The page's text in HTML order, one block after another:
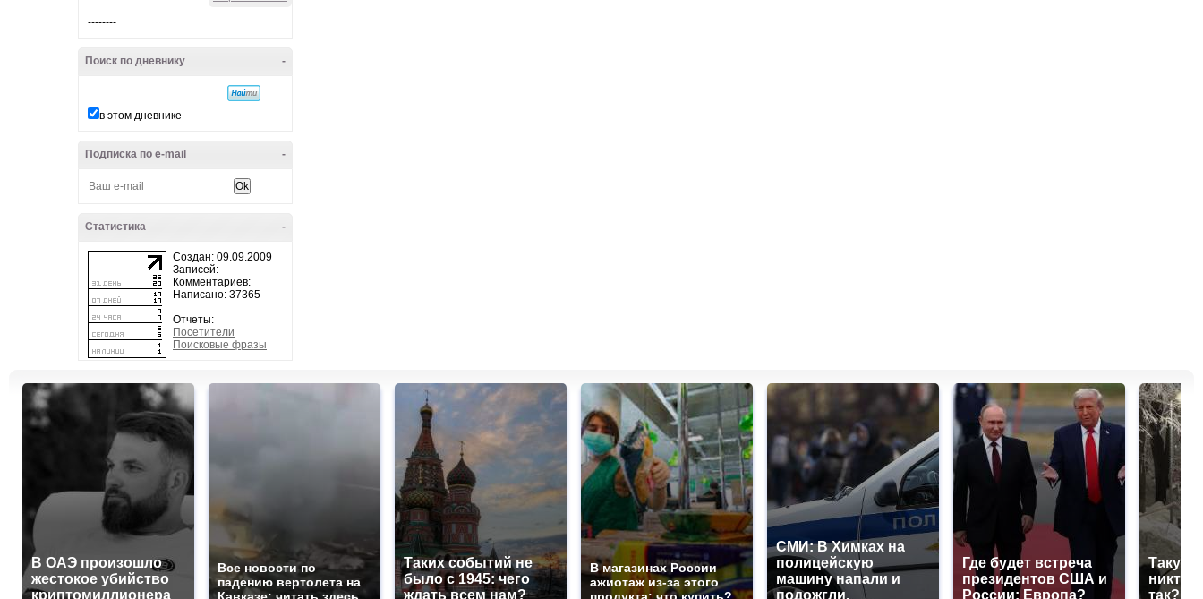
--------
-
Поиск по дневнику
в этом дневнике
-
Подписка по e-mail
-
Статистика
Создан: 09.09.2009
Записей:
Комментариев:
Написано: 37365
Отчеты:
Посетители
Поисковые фразы
В ОАЭ произошло
жестокое убийство
криптомиллионера
Все новости по
падению вертолета на
Таких событий не
было с 1945: чего
ждать всем нам?
В магазинах России
ажиотаж из-за этого
СМИ: В Химках на
полицейскую
машину напали и
подожгли.
Где будет встреча
президентов США и
России: Европа?
Такую
никто
так?!